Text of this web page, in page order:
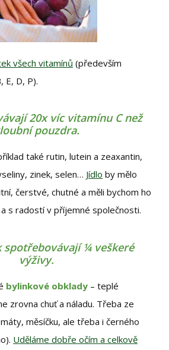
všech vitamínů (především
E, D, P).
20x víc vitamínu C než
pouzdra.
také rutin, lutein a zeaxantin,
zinek, selen… Jídlo by mělo
čerstvé, chutné a měli bychom ho
s radostí v příjemné společnosti.
spotřebovávají ¼ veškeré
výživy.
bylinkové obklady – teplé
zrovna chuť a náladu. Třeba ze
měsíčku, ale třeba i černého
Uděláme dobře očím a celkově